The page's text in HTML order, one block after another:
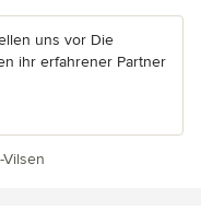
uns vor Die
ihr erfahrener Partner